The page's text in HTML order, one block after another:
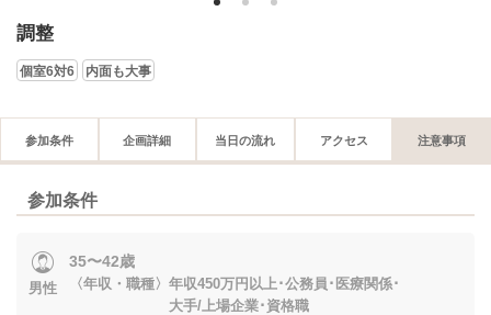
1 2 3
調整
個室6対6 内面も大事
参加条件 企画詳細 当日の流れ アクセス 注意事項
参加条件
男性
35〜42歳
〈年収・職種〉年収450万円以上･公務員･医療関係･
大手/上場企業･資格職